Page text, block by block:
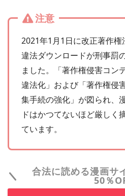
注意
2021年1月1日に改正著作
違法ダウンロードが刑事罰
ました。「著作権侵害コン
違法化」および「著作権侵
集手続の強化」が図られ、
ドはかつてないほど厳しく
ています。
合法に読める漫画サ
50％